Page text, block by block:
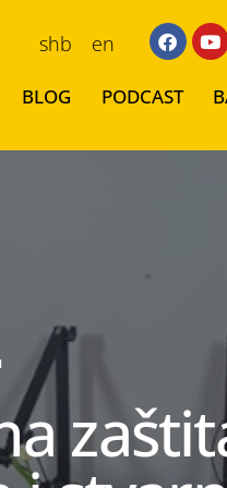
shb en
BLOG PODCAST